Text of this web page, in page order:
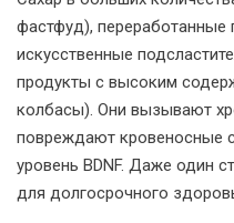
фастфуд), переработанные
искусственные
продукты с высоким
колбасы). Они вызывают
повреждают кровеносные
уровень BDNF. Даже один
для долгосрочного